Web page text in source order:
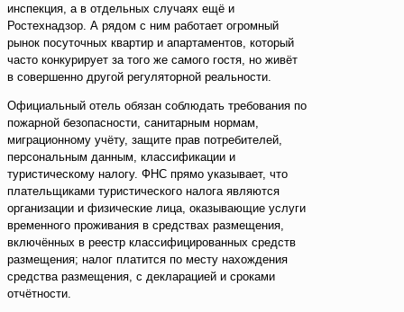
инспекция, а в отдельных случаях ещё и
Ростехнадзор. А рядом с ним работает огромный
рынок посуточных квартир и апартаментов, который
часто конкурирует за того же самого гостя, но живёт
в совершенно другой регуляторной реальности.
Официальный отель обязан соблюдать требования по
пожарной безопасности, санитарным нормам,
миграционному учёту, защите прав потребителей,
персональным данным, классификации и
туристическому налогу. ФНС прямо указывает, что
плательщиками туристического налога являются
организации и физические лица, оказывающие услуги
временного проживания в средствах размещения,
включённых в реестр классифицированных средств
размещения; налог платится по месту нахождения
средства размещения, с декларацией и сроками
отчётности.